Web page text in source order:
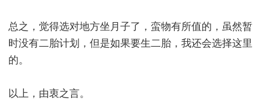
总之，觉得选对地方坐月子了，蛮物有所值的，虽然暂
时没有二胎计划，但是如果要生二胎，我还会选择这里
的。
以上，由衷之言。